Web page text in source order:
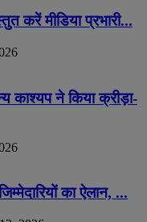
करें मीडिया प्रभारी...
काश्यप ने किया क्रीड़ा-
का ऐलान, ...